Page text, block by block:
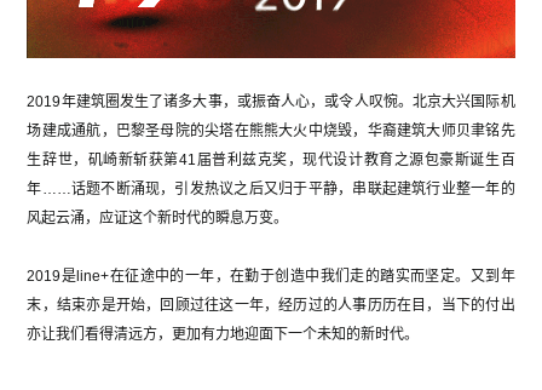
2019年建筑圈发生了诸多大事，或振奋人心，或令人叹惋。北京大兴国际机
场建成通航，巴黎圣母院的尖塔在熊熊大火中烧毁，华裔建筑大师贝聿铭先
生辞世，矶崎新斩获第41届普利兹克奖，现代设计教育之源包豪斯诞生百
年……话题不断涌现，引发热议之后又归于平静，串联起建筑行业整一年的
风起云涌，应证这个新时代的瞬息万变。
2019是line+在征途中的一年，在勤于创造中我们走的踏实而坚定。又到年
末，结束亦是开始，回顾过往这一年，经历过的人事历历在目，当下的付出
亦让我们看得清远方，更加有力地迎面下一个未知的新时代。